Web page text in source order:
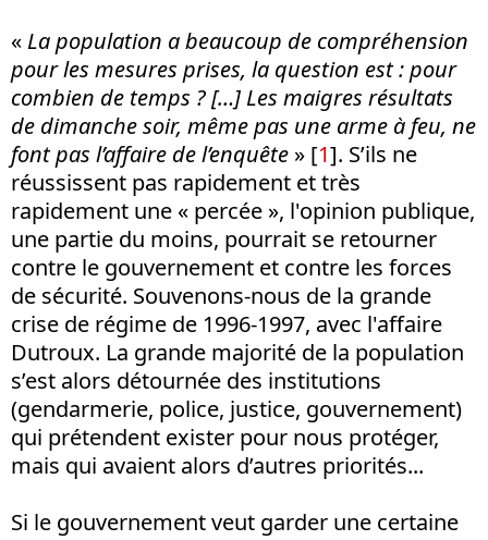
« La population a beaucoup de compréhension
pour les mesures prises, la question est : pour
combien de temps ? […] Les maigres résultats
de dimanche soir, même pas une arme à feu, ne
font pas l’affaire de l’enquête » [1]. S’ils ne
réussissent pas rapidement et très
rapidement une « percée », l'opinion publique,
une partie du moins, pourrait se retourner
contre le gouvernement et contre les forces
de sécurité. Souvenons-nous de la grande
crise de régime de 1996-1997, avec l'affaire
Dutroux. La grande majorité de la population
s’est alors détournée des institutions
(gendarmerie, police, justice, gouvernement)
qui prétendent exister pour nous protéger,
mais qui avaient alors d’autres priorités...
Si le gouvernement veut garder une certaine